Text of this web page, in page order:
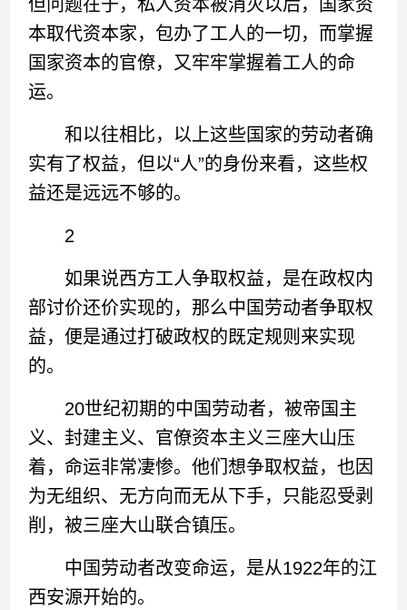
但问题在于，私人资本被消灭以后，国家资
本取代资本家，包办了工人的一切，而掌握
国家资本的官僚，又牢牢掌握着工人的命
运。
和以往相比，以上这些国家的劳动者确
实有了权益，但以“人”的身份来看，这些权
益还是远远不够的。
2
如果说西方工人争取权益，是在政权内
部讨价还价实现的，那么中国劳动者争取权
益，便是通过打破政权的既定规则来实现
的。
20世纪初期的中国劳动者，被帝国主
义、封建主义、官僚资本主义三座大山压
着，命运非常凄惨。他们想争取权益，也因
为无组织、无方向而无从下手，只能忍受剥
削，被三座大山联合镇压。
中国劳动者改变命运，是从1922年的江
西安源开始的。